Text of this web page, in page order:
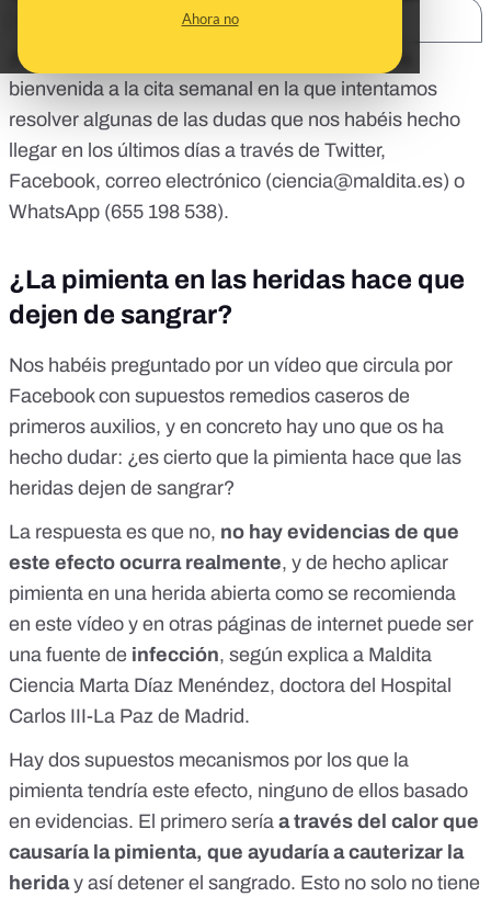
Ahora no
¡Feliz viernes malditas y malditos! Os damos la
bienvenida a la cita semanal en la que intentamos
resolver algunas de las dudas que nos habéis hecho
llegar en los últimos días a través de Twitter,
Facebook, correo electrónico (ciencia@maldita.es) o
WhatsApp (655 198 538).
¿La pimienta en las heridas hace que
dejen de sangrar?
Nos habéis preguntado por un vídeo que circula por
Facebook con supuestos remedios caseros de
primeros auxilios, y en concreto hay uno que os ha
hecho dudar: ¿es cierto que la pimienta hace que las
heridas dejen de sangrar?
La respuesta es que no, no hay evidencias de que
este efecto ocurra realmente, y de hecho aplicar
pimienta en una herida abierta como se recomienda
en este vídeo y en otras páginas de internet puede ser
una fuente de infección, según explica a Maldita
Ciencia Marta Díaz Menéndez, doctora del Hospital
Carlos III-La Paz de Madrid.
Hay dos supuestos mecanismos por los que la
pimienta tendría este efecto, ninguno de ellos basado
en evidencias. El primero sería a través del calor que
causaría la pimienta, que ayudaría a cauterizar la
heriday así detener el sangrado. Esto no solo no tiene